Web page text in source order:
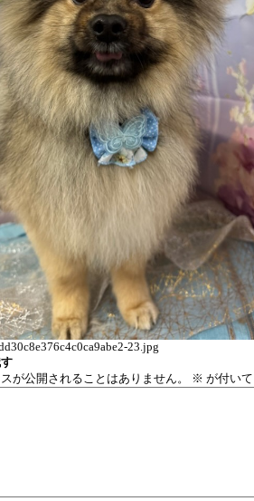
23.jpg
が公開されることはありません。
※ が付い